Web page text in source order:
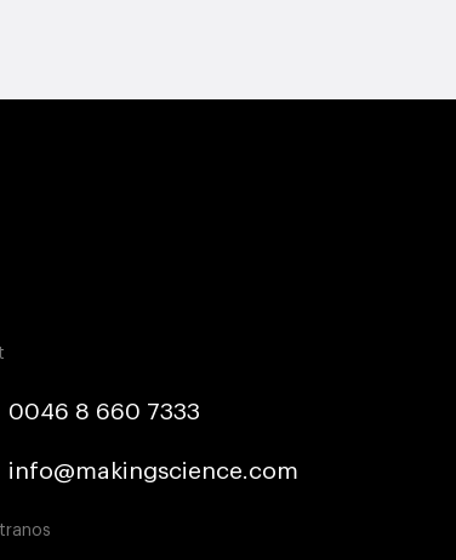
0046 8 660 7333​
info@makingscience.com